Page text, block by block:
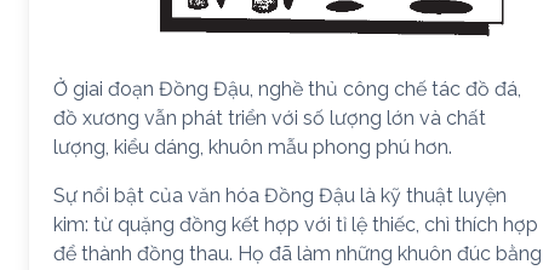
Ở giai đoạn Đồng Đậu, nghề thủ công chế tác đồ đá,
đồ xương vẫn phát triển với số lượng lớn và chất
lượng, kiểu dáng, khuôn mẫu phong phú hơn.
Sự nổi bật của văn hóa Đồng Đậu là kỹ thuật luyện
kim: từ quặng đồng kết hợp với tỉ lệ thiếc, chì thích hợp
để thành đồng thau. Họ đã làm những khuôn đúc bằng